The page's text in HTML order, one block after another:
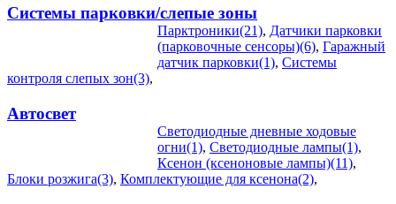
Системы парковки/слепые зоны
Парктроники(21), Датчики парковки
(парковочные сенсоры)(6), Гаражный
датчик парковки(1), Системы
контроля слепых зон(3),
Автосвет
Светодиодные дневные ходовые
огни(1), Светодиодные лампы(1),
Ксенон (ксеноновые лампы)(11),
Блоки розжига(3), Комплектующие для ксенона(2),